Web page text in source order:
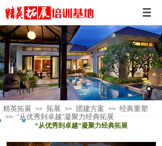
精英拓展 >> 拓展 >> 团建方案 >> 经典重塑
>> “从优秀到卓越”凝聚力经典拓展
“从优秀到卓越”凝聚力经典拓展